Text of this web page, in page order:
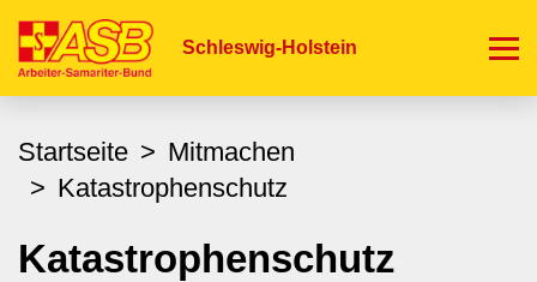
zum
Schleswig-Holstein
Startseite
Mitmachen
Katastrophenschutz
Katastrophenschutz